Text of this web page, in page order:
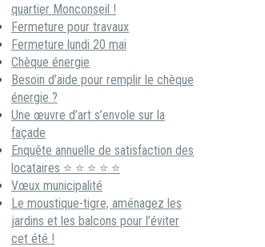
quartier Monconseil !
Fermeture pour travaux
Fermeture lundi 20 mai
Chèque énergie
Besoin d’aide pour remplir le chèque
énergie ?
Une œuvre d’art s’envole sur la
façade
Enquête annuelle de satisfaction des
locataires ⭐ ⭐ ⭐ ⭐ ⭐
Vœux municipalité
Le moustique-tigre, aménagez les
jardins et les balcons pour l’éviter
cet été !